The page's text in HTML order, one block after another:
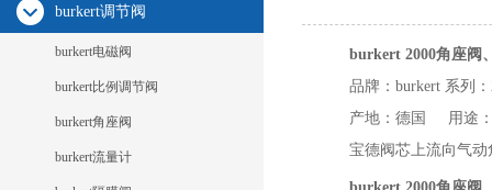
burkert调节阀
burkert电磁阀
burkert比例调节阀
burkert角座阀
burkert流量计
burkert 2000角座阀
品牌：burkert 系列
产地：德国 用途
宝德阀芯上流向气